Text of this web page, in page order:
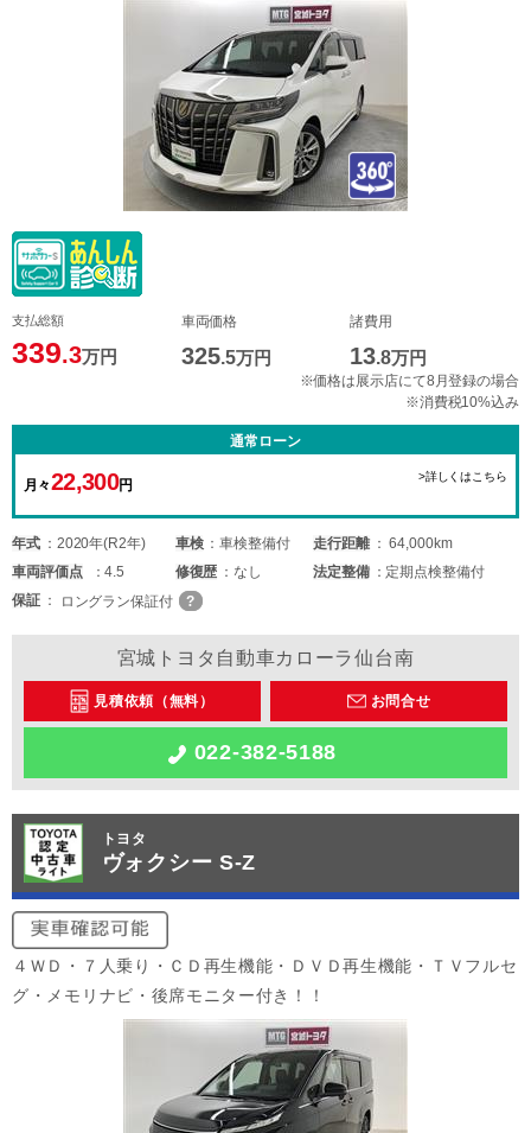
支払総額
339.3万円
車両価格
325.5万円
諸費用
13.8万円
※価格は展示店にて8月登録の場合
※消費税10%込み
通常ローン
月々22,300円
>詳しくはこちら
年式 2020年(R2年) 車検 車検整備付 走行距離
64,000km
車両評価点 4.5 修復歴 なし 法定整備
定期点検整備付
保証
ロングラン保証付
宮城トヨタ自動車カローラ仙台南
見積依頼（無料） お問合せ
022-382-5188
トヨタ
ヴォクシー S-Z
４ＷＤ・７人乗り・ＣＤ再生機能・ＤＶＤ再生機能・ＴＶフルセ
グ・メモリナビ・後席モニター付き！！